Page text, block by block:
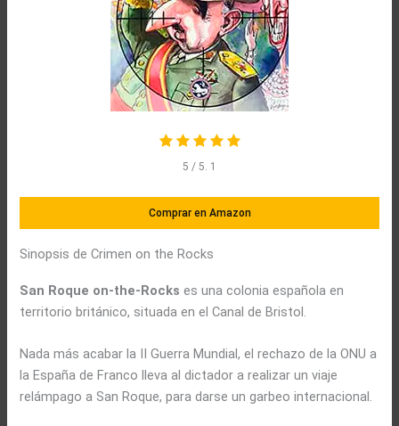
5 / 5. 1
Comprar en Amazon
Sinopsis de Crimen on the Rocks
San Roque on-the-Rocks es una colonia española en
territorio británico, situada en el Canal de Bristol.
Nada más acabar la II Guerra Mundial, el rechazo de la ONU a
la España de Franco lleva al dictador a realizar un viaje
relámpago a San Roque, para darse un garbeo internacional.